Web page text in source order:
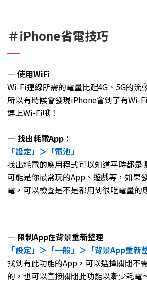
＃iPhone省電技巧
— 使用WiFi
Wi-Fi連線所需的電量比起4G、5G的流
所以有時候會發現iPhone會到了有Wi-
連上Wi-Fi哦！
— 找出耗電App：
「設定」＞「電池」
找出耗電的應用程式可以知道平時都是
可能是你最常玩的App、遊戲等，如果
電，可以檢查是不是都用到很吃電量的
— 限制App在背景重新整理
「設定」＞「一般」＞「背景App重新
找到有此功能的App，可以選擇關閉不
的，也可以直接關閉此功能以漸少耗電